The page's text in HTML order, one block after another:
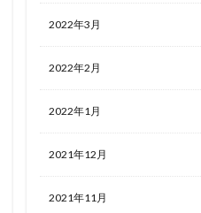
2022年3月
2022年2月
2022年1月
2021年12月
2021年11月